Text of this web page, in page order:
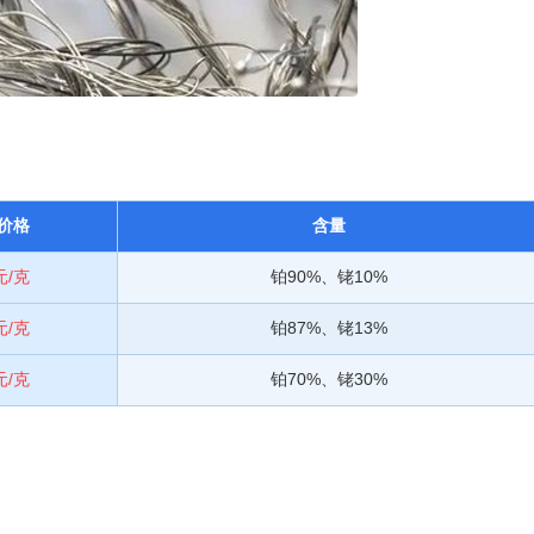
格 含量
/克 铂90%、铑10%
/克 铂87%、铑13%
/克 铂70%、铑30%